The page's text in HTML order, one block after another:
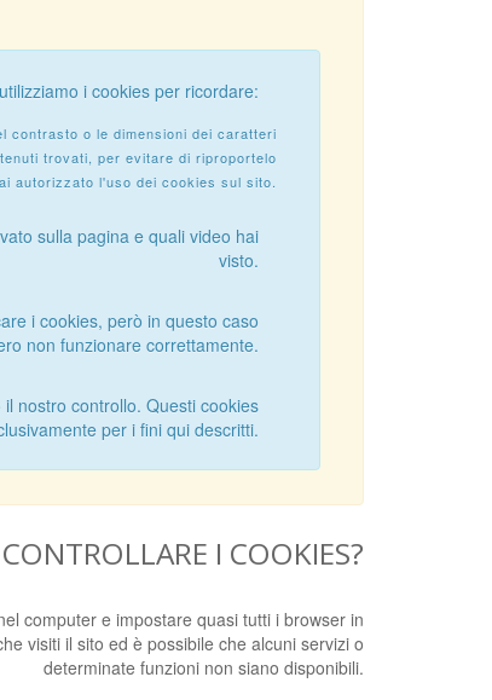
i cookies per ricordare:
contrasto o le dimensioni dei caratteri
trovati, per evitare di riproportelo
autorizzato l'uso dei cookies sul sito.
sulla pagina e quali video hai
visto.
i cookies, però in questo caso
non funzionare correttamente.
nostro controllo. Questi cookies
per i fini qui descritti.
I COOKIES?
computer e impostare quasi tutti i browser in
visiti il sito ed è possibile che alcuni servizi o
determinate funzioni non siano disponibili.